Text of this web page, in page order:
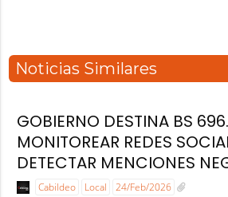
Noticias Similares
GOBIERNO DESTINA BS
MONITOREAR REDES
DETECTAR MENCIONES
Cabildeo Local 24/Feb/2026